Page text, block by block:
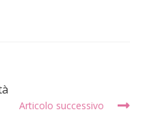
Articolo successivo